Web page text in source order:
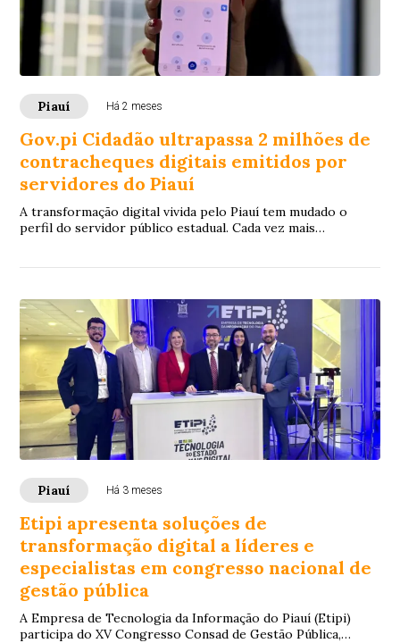
Piauí Há 2 meses
Gov.pi Cidadão ultrapassa 2 milhões de
contracheques digitais emitidos por
servidores do Piauí
A transformação digital vivida pelo Piauí tem mudado o
perfil do servidor público estadual. Cada vez mais
Piauí Há 3 meses
Etipi apresenta soluções de
transformação digital a líderes e
especialistas em congresso nacional de
gestão pública
A Empresa de Tecnologia da Informação do Piauí (Etipi)
participa do XV Congresso Consad de Gestão Pública,